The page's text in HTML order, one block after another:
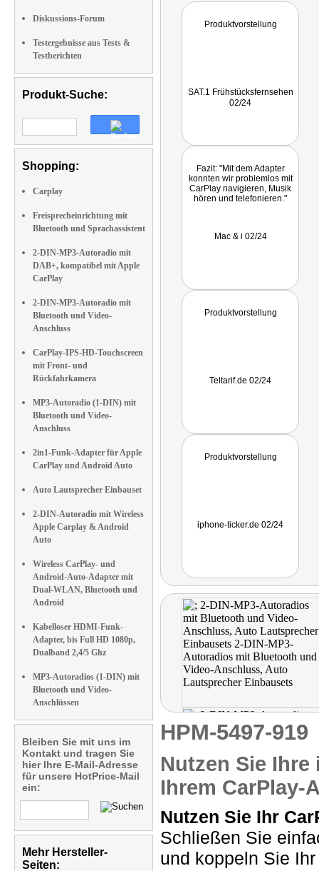
Diskussions-Forum
Testergebnisse aus Tests &
Testberichten
Produkt-Suche:
Shopping:
Carplay
Freisprecheinrichtung mit
Bluetooth und Sprachassistent
2-DIN-MP3-Autoradio mit
DAB+, kompatibel mit Apple
CarPlay
2-DIN-MP3-Autoradio mit
Bluetooth und Video-
Anschluss
CarPlay-IPS-HD-Touchscreen
mit Front- und
Rückfahrkamera
MP3-Autoradio (1-DIN) mit
Bluetooth und Video-
Anschluss
2in1-Funk-Adapter für Apple
CarPlay und Android Auto
Auto Lautsprecher Einbauset
2-DIN-Autoradio mit Wireless
Apple Carplay & Android
Auto
Wireless CarPlay- und
Android-Auto-Adapter mit
Dual-WLAN, Bluetooth und
Android
Kabelloser HDMI-Funk-
Adapter, bis Full HD 1080p,
Dualband 2,4/5 Ghz
MP3-Autoradios (1-DIN) mit
Bluetooth und Video-
Anschlüssen
Bleiben Sie mit uns im
Kontakt und tragen Sie
hier Ihre E-Mail-Adresse
für unsere HotPrice-Mail
ein:
Mehr Hersteller-
Seiten:
Produktvorstellung
SAT.1 Frühstücksfernsehen
02/24
Fazit: "Mit dem Adapter
konnten wir problemlos mit
CarPlay navigieren, Musik
hören und telefonieren."
Mac & i 02/24
Produktvorstellung
Teltarif.de 02/24
Produktvorstellung
iphone-ticker.de 02/24
HPM-5497-
Nutzen Sie
Ihrem CarPlay-
Nutzen Sie Ihr
Schließen Sie
und koppeln Sie